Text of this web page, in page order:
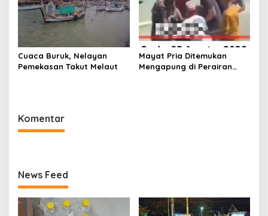
Cuaca Buruk, Nelayan
Pemekasan Takut Melaut
Mayat Pria Ditemukan
Mengapung di Perairan
Komentar
News Feed